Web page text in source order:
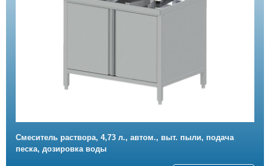
Смеситель раствора, 4,73 л., автом., выт. пыли, подача
песка, дозировка воды